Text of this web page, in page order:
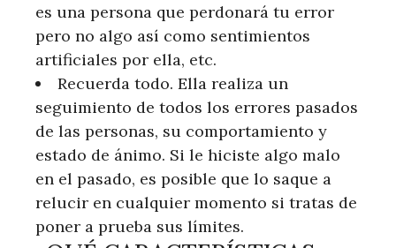
es una persona que perdonará tu error
pero no algo así como sentimientos
artificiales por ella, etc.
Recuerda todo. Ella realiza un
seguimiento de todos los errores pasados
​​​​de las personas, su comportamiento y
estado de ánimo. Si le hiciste algo malo
en el pasado, es posible que lo saque a
relucir en cualquier momento si tratas de
poner a prueba sus límites.